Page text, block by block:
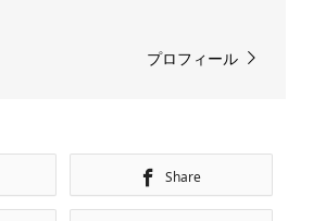
プロフィール
Share